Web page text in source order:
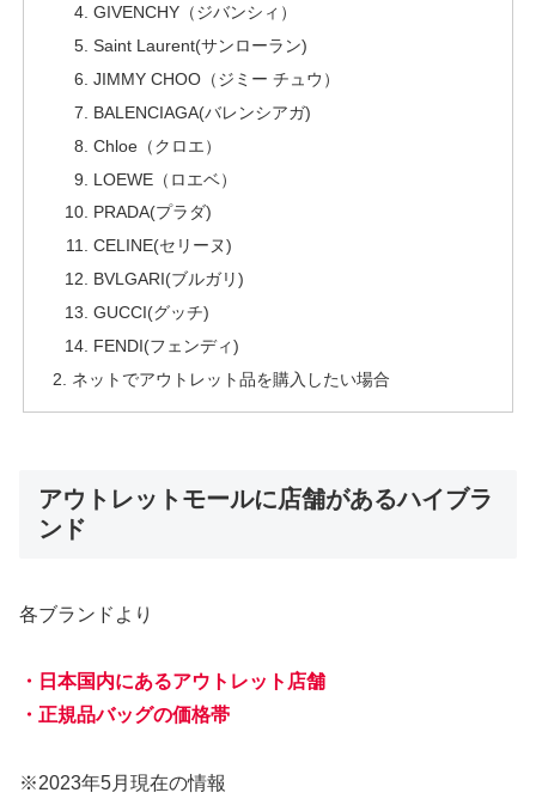
GIVENCHY（ジバンシィ）
Saint Laurent(サンローラン)
JIMMY CHOO（ジミー チュウ）
BALENCIAGA(バレンシアガ)
Chloe（クロエ）
LOEWE（ロエベ）
PRADA(プラダ)
CELINE(セリーヌ)
BVLGARI(ブルガリ)
GUCCI(グッチ)
FENDI(フェンディ)
ネットでアウトレット品を購入したい場合
アウトレットモールに店舗があるハイブラ
ンド
各ブランドより
・日本国内にあるアウトレット店舗
・正規品バッグの価格帯
※2023年5月現在の情報